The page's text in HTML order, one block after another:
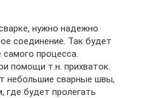
нужно надежно
соединение. Так будет
процесса.
помощи т.н. прихваток.
небольшие сварные швы,
будет пролегать